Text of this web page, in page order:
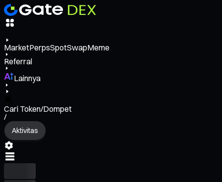
MarketPerpsSpotSwapMeme
Referral
Lainnya
Cari Token/Dompet
/
Aktivitas